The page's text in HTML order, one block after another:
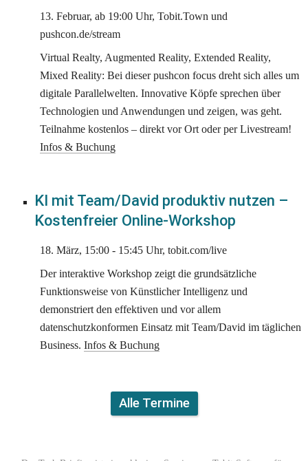
13. Februar, ab 19:00 Uhr, Tobit.Town und
pushcon.de/stream
Virtual Realty, Augmented Reality, Extended Reality,
Mixed Reality: Bei dieser pushcon focus dreht sich alles um
digitale Parallelwelten. Innovative Köpfe sprechen über
Technologien und Anwendungen und zeigen, was geht.
Infos & Buchung
KI mit Team/David produktiv nutzen –
Kostenfreier Online-Workshop
18. März, 15:00 - 15:45 Uhr, tobit.com/live
Der interaktive Workshop zeigt die grundsätzliche
Funktionsweise von Künstlicher Intelligenz und
demonstriert den effektiven und vor allem
datenschutzkonformen Einsatz mit Team/David im täglichen
Business. Infos & Buchung
Alle Termine